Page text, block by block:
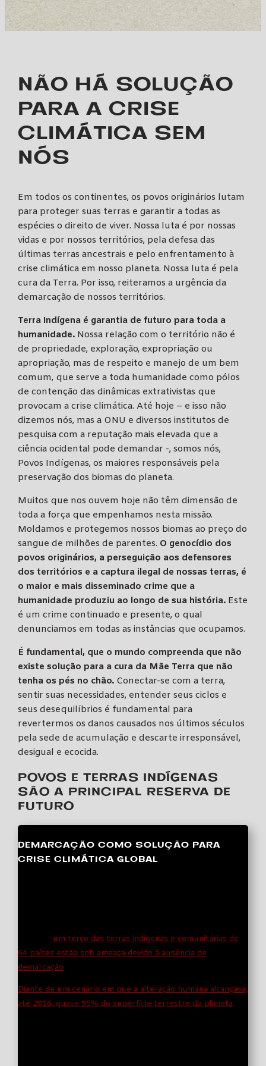
NÃO HÁ SOLUÇÃO
PARA A CRISE
CLIMÁTICA SEM
NÓS
Em todos os continentes, os povos originários lutam
para proteger suas terras e garantir a todas as
espécies o direito de viver. Nossa luta é por nossas
vidas e por nossos territórios, pela defesa das
últimas terras ancestrais e pelo enfrentamento à
crise climática em nosso planeta. Nossa luta é pela
cura da Terra. Por isso, reiteramos a urgência da
demarcação de nossos territórios.
Terra Indígena é garantia de futuro para toda a
humanidade.Nossa relação com o território não é
de propriedade, exploração, expropriação ou
apropriação, mas de respeito e manejo de um bem
comum, que serve a toda humanidade como pólos
de contenção das dinâmicas extrativistas que
provocam a crise climática. Até hoje – e isso não
dizemos nós, mas a ONU e diversos institutos de
pesquisa com a reputação mais elevada que a
ciência ocidental pode demandar -, somos nós,
Povos Indígenas, os maiores responsáveis pela
preservação dos biomas do planeta.
Muitos que nos ouvem hoje não têm dimensão de
toda a força que empenhamos nesta missão.
Moldamos e protegemos nossos biomas ao preço do
sangue de milhões de parentes. O genocídio dos
povos originários, a perseguição aos defensores
dos territórios e a captura ilegal de nossas terras, é
o maior e mais disseminado crime que a
humanidade produziu ao longo de sua história.Este
é um crime continuado e presente, o qual
denunciamos em todas as instâncias que ocupamos.
É fundamental, que o mundo compreenda que não
existe solução para a cura da Mãe Terra que não
tenha os pés no chão.Conectar-se com a terra,
sentir suas necessidades, entender seus ciclos e
seus desequilíbrios é fundamental para
revertermos os danos causados nos últimos séculos
pela sede de acumulação e descarte irresponsável,
desigual e ecocida.
POVOS E TERRAS INDÍGENAS
SÃO A PRINCIPAL RESERVA DE
FUTURO
DEMARCAÇÃO COMO SOLUÇÃO PARA
CRISE CLIMÁTICA GLOBAL
um terço das terras indígenas e comunitárias de
64 países estão sob ameaça devido à ausência de
demarcação
Diante de um cenário em que a alteração humana alcançava,
até 2016, quase 95% do superfície terrestre do planeta, os